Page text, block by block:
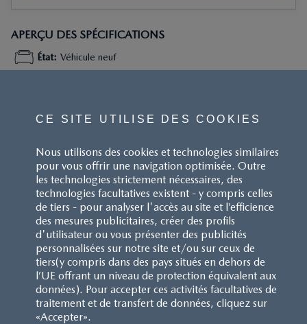
APERÇU DES SPÉCIFICATIONS
État: Véhicule neuf
Type de carburant : Essence
Système d’entraînement 4x2
Transmission: Boîte manuelle à 6 rapports
Consommation 6.2 l/100km*
TOUTES LES SPÉCIFICATIONS
SPÉCIFICATIONS TECHNIQUES
CE SITE UTILISE DES COOKIES
Nous utilisons des cookies et technologies similaires
pour vous offrir une navigation optimisée. Outre
les technologies strictement nécessaires, des
technologies facultatives existent - y compris celles
de tiers - pour analyser l'accès au site et l’efficience
des mesures publicitaires, créer des profils
d'utilisateur ou vous présenter des publicités
personnalisées sur notre site et/ou sur ceux de
tiers(y compris dans des pays situés en dehors de
l’UE offrant un niveau de protection équivalent aux
données). Pour accepter ces activités facultatives de
traitement et de transfert de données, cliquez sur
«Accepter».